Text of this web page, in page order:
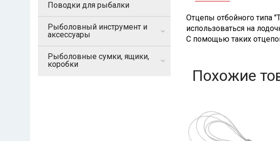
Отцепы отбойного типа
использоваться на
С помощью таких
Похожие
Поводки для рыбалки
Рыболовный инструмент и
аксессуары
Рыболовные сумки, ящики,
коробки